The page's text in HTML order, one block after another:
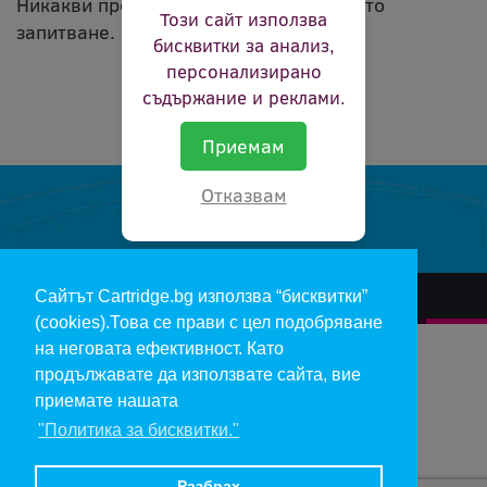
Сайтът Cartridge.bg използва “бисквитки”
(cookies).Това се прави с цел подобряване
на неговата ефективност. Като
продължавате да използвате сайта, вие
приемате нашата
"Политика за бисквитки."
запитване.
Този сайт използва
бисквитки за анализ,
персонализирано
съдържание и реклами.
Приемам
Отказвам
За нас Гаранции и рекламации Контакт Доставка
Отказ и връщане на продукти Общи условия за ползване
Изкупуване на празни касети
Цените в евро са изчислени по фиксирания курс 1 € = 1.95583 лв.